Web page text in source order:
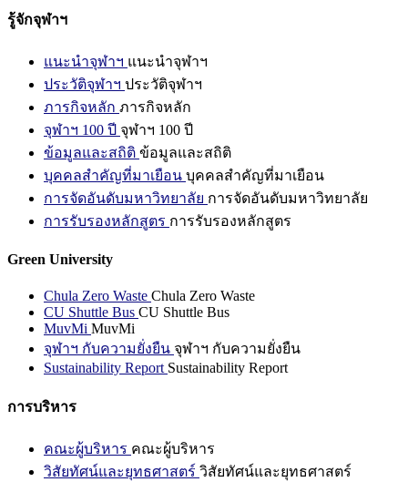
รู้จักจุฬาฯ
แนะนำจุฬาฯ แนะนำจุฬาฯ
ประวัติจุฬาฯ ประวัติจุฬาฯ
ภารกิจหลัก ภารกิจหลัก
จุฬาฯ 100 ปี จุฬาฯ 100 ปี
ข้อมูลและสถิติ ข้อมูลและสถิติ
บุคคลสำคัญที่มาเยือน บุคคลสำคัญที่มาเยือน
การจัดอันดับมหาวิทยาลัย การจัดอันดับมหาวิทยาลัย
การรับรองหลักสูตร การรับรองหลักสูตร
Green University
Chula Zero Waste Chula Zero Waste
CU Shuttle Bus CU Shuttle Bus
MuvMi MuvMi
จุฬาฯ กับความยั่งยืน จุฬาฯ กับความยั่งยืน
Sustainability Report Sustainability Report
การบริหาร
คณะผู้บริหาร คณะผู้บริหาร
วิสัยทัศน์และยุทธศาสตร์ วิสัยทัศน์และยุทธศาสตร์